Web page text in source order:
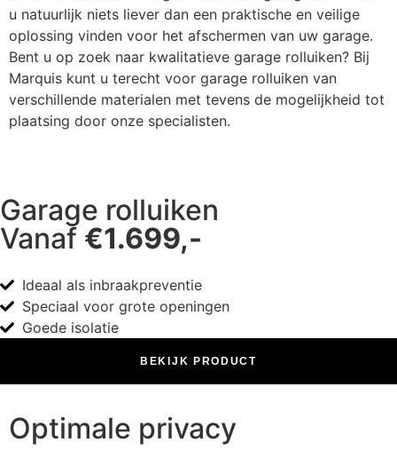
u natuurlijk niets liever dan een praktische en veilige
oplossing vinden voor het afschermen van uw garage.
Bent u op zoek naar kwalitatieve garage rolluiken? Bij
Marquis kunt u terecht voor garage rolluiken van
verschillende materialen met tevens de mogelijkheid tot
plaatsing door onze specialisten.
Garage rolluiken
Vanaf €1.699,-
Ideaal als inbraakpreventie
Speciaal voor grote openingen
Goede isolatie
BEKIJK PRODUCT
Optimale privacy